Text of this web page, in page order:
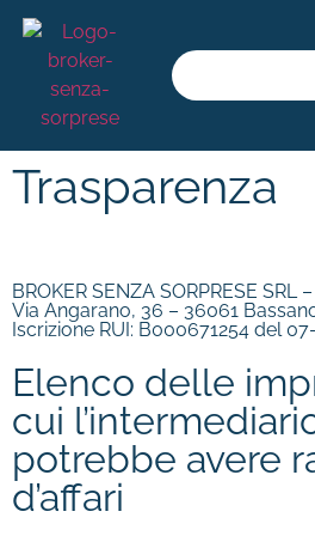
Trasparenza
BROKER SENZA SORPRESE SRL
Via Angarano, 36 – 36061
Iscrizione RUI: B000671254 del
Elenco delle
cui
potrebbe avere
d’affari